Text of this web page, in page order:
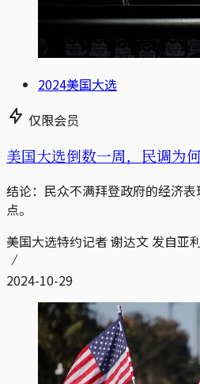
2024美国大选
仅限会员
美国大选倒数一周，民调为
结论：民众不满拜登政府的经济
点。
美国大选特约记者 谢达文 发自亚
2024-10-29